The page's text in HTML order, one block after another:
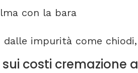
con la bara
dalle impurità come
costi cremazione